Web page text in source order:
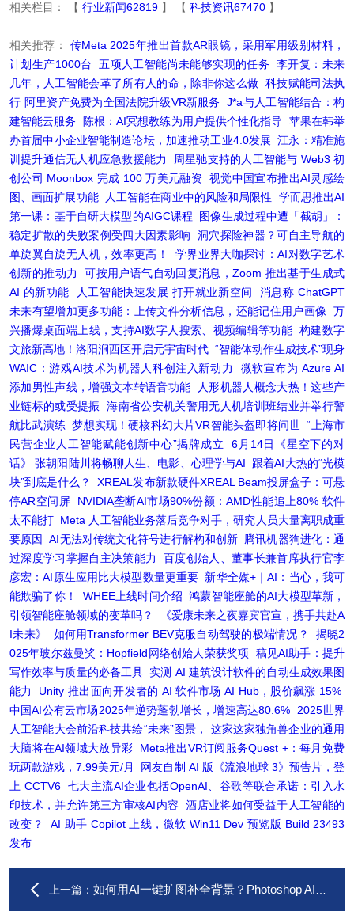
相关栏目： 【 行业新闻62819 】 【 科技资讯67470 】
相关推荐： 传Meta 2025年推出首款AR眼镜，采用军用级别材料，
计划生产1000台
五项人工智能尚未能够实现的任务
李开复：未来
几年，人工智能会革了所有人的命，除非你这么做 科技赋能司法执
行 阿里资产免费为全国法院升级VR新服务
J*a与人工智能结合：构
建智能云服务
陈根：AI冥想教练为用户提供个性化指导
苹果在韩举
办首届中小企业智能制造论坛，加速推动工业4.0发展 江永：精准施
训提升通信无人机应急救援能力
周星驰支持的人工智能与 Web3 初
创公司 Moonbox 完成 100 万美元融资
视觉中国宣布推出AI灵感绘
图、画面扩展功能
人工智能在商业中的风险和局限性
学而思推出AI
第一课：基于自研大模型的AIGC课程
图像生成过程中遭「截胡」：
稳定扩散的失败案例受四大因素影响
洞穴探险神器？可自主导航的
单旋翼自旋无人机，效率更高！
学界业界大咖探讨：AI对数字艺术
创新的推动力
可按用户语气自动回复消息，Zoom 推出基于生成式
AI 的新功能
人工智能快速发展 打开就业新空间
消息称 ChatGPT
未来有望增加更多功能：上传文件分析信息，还能记住用户画像
万
兴播爆桌面端上线，支持AI数字人搜索、视频编辑等功能 构建数字
文旅新高地！洛阳涧西区开启元宇宙时代 “智能体动作生成技术”现身
WAIC：游戏AI技术为机器人科创注入新动力
微软宣布为 Azure AI
添加男性声线，增强文本转语音功能
人形机器人概念大热！这些产
业链标的或受提振
海南省公安机关警用无人机培训班结业并举行警
航比武演练 梦想实现！硬核科幻大片VR智能头盔即将问世 “上海市
民营企业人工智能赋能创新中心”揭牌成立
6月14日《星空下的对
话》 张朝阳陆川将畅聊人生、电影、心理学与AI
跟着AI大热的“光模
块”到底是什么？
XREAL发布新款硬件XREAL Beam投屏盒子：可悬
停AR空间屏
NVIDIA垄断AI市场90%份额：AMD性能追上80% 软件
太不能打 Meta 人工智能业务落后竞争对手，研究人员大量离职成重
要原因
AI无法对传统文化符号进行解构和创新
腾讯机器狗进化：通
过深度学习掌握自主决策能力
百度创始人、董事长兼首席执行官李
彦宏：AI原生应用比大模型数量更重要 新华全媒+｜AI：当心，我可
能欺骗了你！
WHEE上线时间介绍 鸿蒙智能座舱的AI大模型革新，
引领智能座舱领域的变革吗？
《爱康未来之夜嘉宾官宣，携手共赴A
I未来》
如何用Transformer BEV克服自动驾驶的极端情况？
揭晓2
025年玻尔兹曼奖：Hopfield网络创始人荣获奖项
稿见AI助手：提升
写作效率与质量的必备工具 实测 AI 建筑设计软件的自动生成效果图
能力
Unity 推出面向开发者的 AI 软件市场 AI Hub，股价飙涨 15%
中国AI公有云市场2025年逆势蓬勃增长，增速高达80.6%
2025世界
人工智能大会前沿科技共绘“未来”图景， 这家这家独角兽企业的通用
大脑将在AI领域大放异彩
Meta推出VR订阅服务Quest +：每月免费
玩两款游戏，7.99美元/月
网友自制 AI 版《流浪地球 3》预告片，登
上 CCTV6 七大主流AI企业包括OpenAI、谷歌等联合承诺：引入水
印技术，并允许第三方审核AI内容
酒店业将如何受益于人工智能的
改变？
AI 助手 Copilot 上线，微软 Win11 Dev 预览版 Build 23493
发布
上一篇： 如何用AI一键扩图补全背景？Photoshop AI生成填充